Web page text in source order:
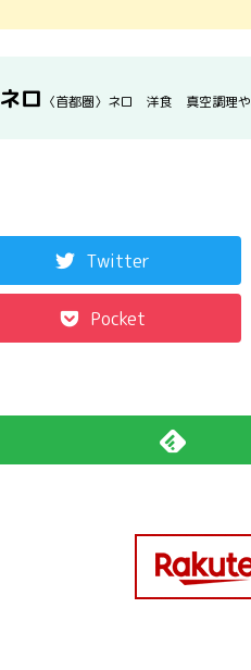
ネロ 〈首都圏〉ネロ 洋食 真空調理
Twitter
Pocket